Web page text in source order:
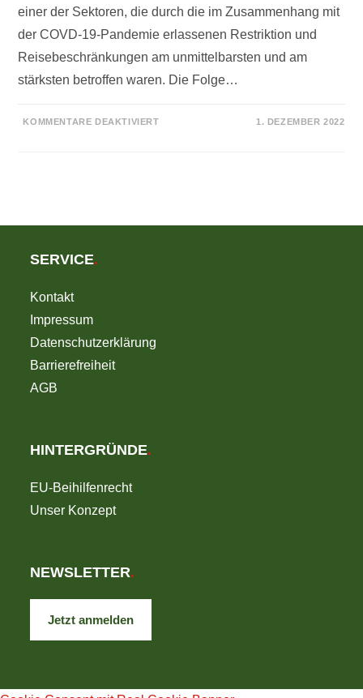
einer der Sektoren, die durch die im Zusammenhang mit
der COVD-19-Pandemie erlassenen Restriktion und
Reisebeschränkungen am unmittelbarsten und am
stärksten betroffen waren. Die Folge…
KOMMENTARE DEAKTIVIERTFÜR
1. DEZEMBER 2022
SERVICE.
Kontakt
Impressum
Datenschutzerklärung
Barrierefreiheit
AGB
HINTERGRÜNDE.
EU-Beihilfenrecht
Unser Konzept
NEWSLETTER.
Jetzt anmelden